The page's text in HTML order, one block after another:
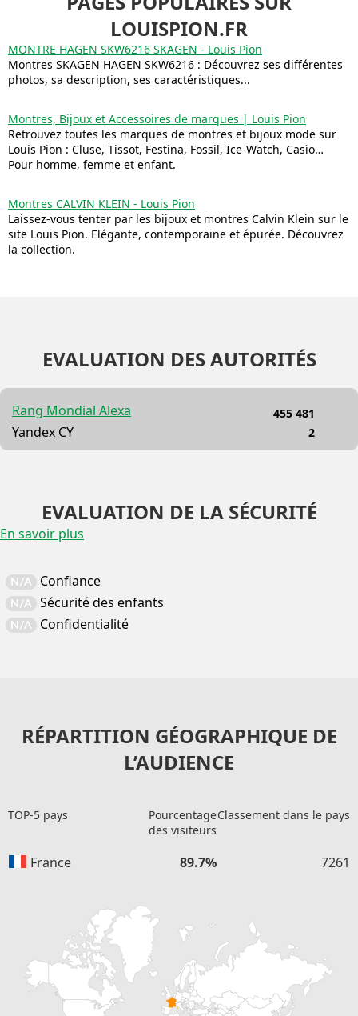
LOUISPION.FR
MONTRE HAGEN SKW6216 SKAGEN - Louis Pion
Montres SKAGEN HAGEN SKW6216 : Découvrez ses différentes
photos, sa description, ses caractéristiques...
Montres, Bijoux et Accessoires de marques | Louis Pion
Retrouvez toutes les marques de montres et bijoux mode sur
Louis Pion : Cluse, Tissot, Festina, Fossil, Ice-Watch, Casio…
Pour homme, femme et enfant.
Montres CALVIN KLEIN - Louis Pion
Laissez-vous tenter par les bijoux et montres Calvin Klein sur le
site Louis Pion. Elégante, contemporaine et épurée. Découvrez
la collection.
EVALUATION DES AUTORITÉS
Rang Mondial Alexa
Yandex CY
455 481
2
EVALUATION DE LA SÉCURITÉ
En savoir plus
N/A Confiance
N/A Sécurité des enfants
N/A Confidentialité
RÉPARTITION GÉOGRAPHIQUE DE
L’AUDIENCE
TOP-5 pays
Pourcentage
des visiteurs
Classement dans le pays
France 89.7% 7261